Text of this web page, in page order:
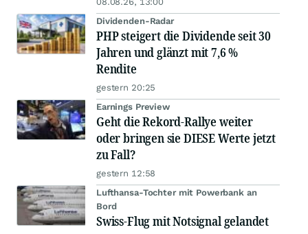
Dividenden-Radar
PHP steigert die Dividende seit 30
Jahren und glänzt mit 7,6 %
Rendite
gestern 20:25
Earnings Preview
Geht die Rekord-Rallye weiter
oder bringen sie DIESE Werte jetzt
zu Fall?
gestern 12:58
Lufthansa-Tochter mit Powerbank an
Bord
Swiss-Flug mit Notsignal gelandet